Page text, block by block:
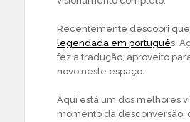
Recentemente descobri
legendada em português.
fez a tradução, aproveito
novo neste espaço.
Aqui está um dos melhores
momento da desconversão,